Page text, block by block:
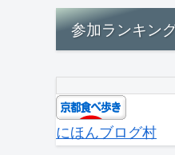
参加ランキン
にほんブログ村